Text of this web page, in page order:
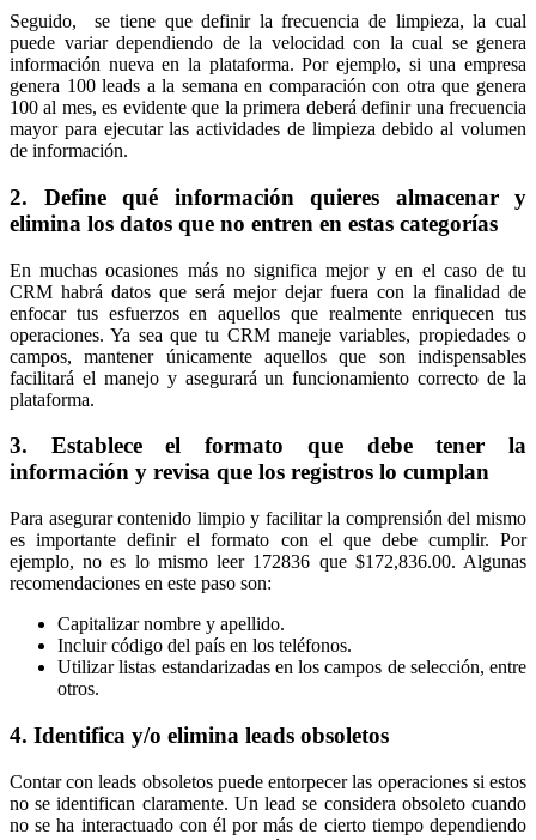
Seguido, se tiene que definir la frecuencia de limpieza, la cual
puede variar dependiendo de la velocidad con la cual se genera
información nueva en la plataforma. Por ejemplo, si una empresa
genera 100 leads a la semana en comparación con otra que genera
100 al mes, es evidente que la primera deberá definir una frecuencia
mayor para ejecutar las actividades de limpieza debido al volumen
de información.
2. Define qué información quieres almacenar y
elimina los datos que no entren en estas categorías
En muchas ocasiones más no significa mejor y en el caso de tu
CRM habrá datos que será mejor dejar fuera con la finalidad de
enfocar tus esfuerzos en aquellos que realmente enriquecen tus
operaciones. Ya sea que tu CRM maneje variables, propiedades o
campos, mantener únicamente aquellos que son indispensables
facilitará el manejo y asegurará un funcionamiento correcto de la
plataforma.
3. Establece el formato que debe tener la
información y revisa que los registros lo cumplan
Para asegurar contenido limpio y facilitar la comprensión del mismo
es importante definir el formato con el que debe cumplir. Por
ejemplo, no es lo mismo leer 172836 que $172,836.00. Algunas
recomendaciones en este paso son:
Capitalizar nombre y apellido.
Incluir código del país en los teléfonos.
Utilizar listas estandarizadas en los campos de selección, entre
otros.
4. Identifica y/o elimina leads obsoletos
Contar con leads obsoletos puede entorpecer las operaciones si estos
no se identifican claramente. Un lead se considera obsoleto cuando
no se ha interactuado con él por más de cierto tiempo dependiendo